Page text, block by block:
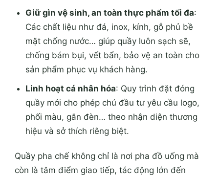
Giữ gìn vệ sinh, an toàn thực phẩm tối đa:
Các chất liệu như đá, inox, kính, gỗ phủ bề
mặt chống nước… giúp quầy luôn sạch sẽ,
chống bám bụi, vết bẩn, bảo vệ an toàn cho
sản phẩm phục vụ khách hàng.
Linh hoạt cá nhân hóa: Quy trình đặt đóng
quầy mới cho phép chủ đầu tư yêu cầu logo,
phối màu, gắn đèn… theo nhận diện thương
hiệu và sở thích riêng biệt.
Quầy pha chế không chỉ là nơi pha đồ uống mà
còn là tâm điểm giao tiếp, tác động lớn đến